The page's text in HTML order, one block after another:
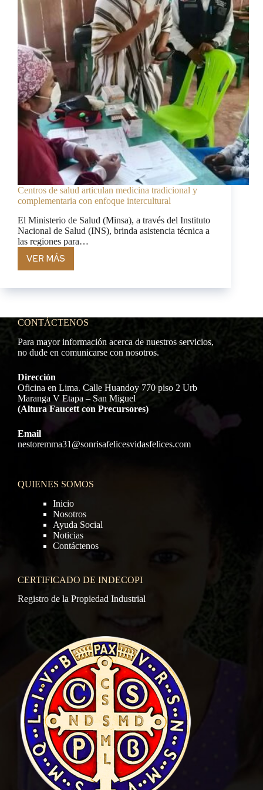
Centros de salud articulan medicina tradicional y
complementaria con enfoque intercultural
El Ministerio de Salud (Minsa), a través del Instituto
Nacional de Salud (INS), brinda asistencia técnica a
las regiones para…
VER MÁS
Centros
salud
tradicional
complementaria
con
intercultural
CONTÁCTENOS
Para mayor información acerca de nuestros servicios,
no dude en comunicarse con nosotros.
Dirección
Oficina en Lima. Calle Huandoy 770 piso 2 Urb
Maranga V Etapa – San Miguel
(Altura Faucett con Precursores)
Email
nestoremma31@sonrisafelicesvidasfelices.com
QUIENES SOMOS
Inicio
Nosotros
Ayuda Social
Noticias
Contáctenos
CERTIFICADO DE INDECOPI
Registro de la Propiedad Industrial